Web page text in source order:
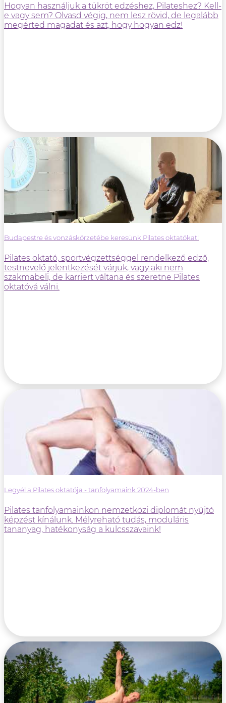
Hogyan használjuk a tükröt edzéshez, Pilateshez? Kell-
e vagy sem? Olvasd végig, nem lesz rövid, de legalább
megérted magadat és azt, hogy hogyan edz!
Budapestre és vonzáskörzetébe keresünk Pilates oktatókat!
Pilates oktató, sportvégzettséggel rendelkező edző,
testnevelő jelentkezését várjuk, vagy aki nem
szakmabeli, de karriert váltana és szeretne Pilates
oktatóvá válni.
Legyél a Pilates oktatója - tanfolyamaink 2024-ben
Pilates tanfolyamainkon nemzetközi diplomát nyújtó
képzést kínálunk. Mélyreható tudás, moduláris
tananyag, hatékonyság a kulcsszavaink!